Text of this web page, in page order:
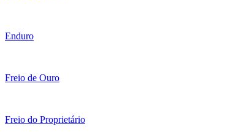
Enduro
Freio de Ouro
Freio do Proprietário